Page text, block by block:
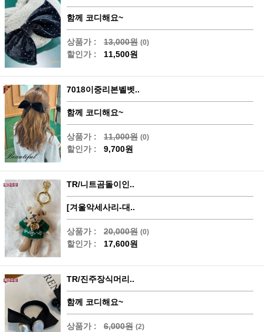
함께 코디해요~
상품가 : 13,000원 (0)
할인가 : 11,500원
7018이중리본벨벳..
함께 코디해요~
상품가 : 11,000원 (0)
할인가 : 9,700원
TR/니트곰돌이인..
[겨울악세사리-대..
상품가 : 20,000원 (0)
할인가 : 17,600원
TR/진주장식머리..
함께 코디해요~
상품가 : 6,000원 (2)